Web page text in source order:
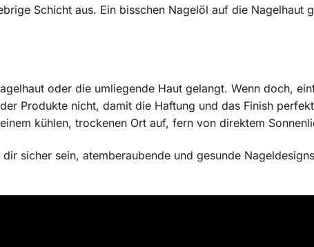
Schicht aus. Ein bisschen Nagelöl auf die Nagelhaut
oder die umliegende Haut gelangt. Wenn doch,
Produkte nicht, damit die Haftung und das Finish
kühlen, trockenen Ort auf, fern von direktem
sicher sein, atemberaubende und gesunde